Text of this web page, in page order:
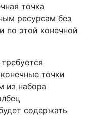
точка
ресурсам без
по этой конечной
точки
из набора
содержать